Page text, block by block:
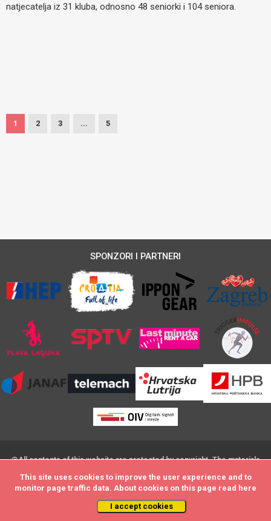
natjecatelja iz 31 kluba, odnosno 48 seniorki i 104 seniora.
1 2 3 ... 5
This site uses cookies to improve the user experience and to
monitor page traffic data. About cookies on this page read here
I accept cookies
SPONZORI I PARTNERI
@All contents of this website are protected by copyright. The materials
on this website may not be modified,distributed, posted or transmitted
without the prior written consent
© 2009 - by DataStat d.o.o.
This site uses cookies to improve the user experience and to
monitor page traffic data. About cookies on this page read here
I accept cookies